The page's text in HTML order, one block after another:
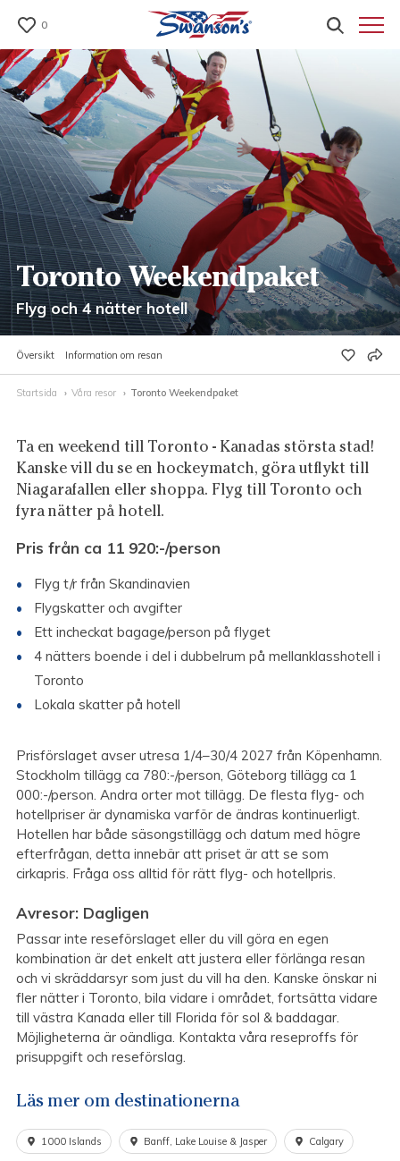
0
Toronto Weekendpaket
Flyg och 4 nätter hotell
Översikt Information om resan
Startsida Våra resor Toronto Weekendpaket
Ta en weekend till Toronto - Kanadas största stad!
Kanske vill du se en hockeymatch, göra utflykt till
Niagarafallen eller shoppa. Flyg till Toronto och
fyra nätter på hotell.
Pris från ca 11 920:-/person
Flyg t/r från Skandinavien
Flygskatter och avgifter
Ett incheckat bagage/person på flyget
4 nätters boende i del i dubbelrum på mellanklasshotell i
Toronto
Lokala skatter på hotell
Prisförslaget avser utresa 1/4–30/4 2027 från Köpenhamn.
Stockholm tillägg ca 780:-/person, Göteborg tillägg ca 1
000:-/person. Andra orter mot tillägg. De flesta flyg- och
hotellpriser är dynamiska varför de ändras kontinuerligt.
Hotellen har både säsongstillägg och datum med högre
efterfrågan, detta innebär att priset är att se som
cirkapris. Fråga oss alltid för rätt flyg- och hotellpris.
Avresor: Dagligen
Passar inte reseförslaget eller du vill göra en egen
kombination är det enkelt att justera eller förlänga resan
och vi skräddarsyr som just du vill ha den. Kanske önskar ni
fler nätter i Toronto, bila vidare i området, fortsätta vidare
till västra Kanada eller till Florida för sol & baddagar.
Möjligheterna är oändliga. Kontakta våra reseproffs för
prisuppgift och reseförslag.
Läs mer om destinationerna
1000 Islands Banff, Lake Louise & Jasper Calgary